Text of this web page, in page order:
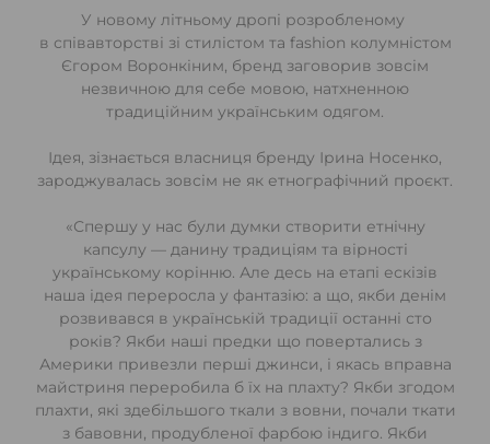
У новому літньому дропі розробленому
в співавторстві зі стилістом та fashion колумністом
Єгором Воронкіним, бренд заговорив зовсім
незвичною для себе мовою, натхненною
традиційним українським одягом.
Ідея, зізнається власниця бренду Ірина Носенко,
зароджувалась зовсім не як етнографічний проєкт.
«Спершу у нас були думки створити етнічну
капсулу — данину традиціям та вірності
українському корінню. Але десь на етапі ескізів
наша ідея переросла у фантазію: а що, якби денім
розвивався в українській традиції останні сто
років? Якби наші предки що повертались з
Америки привезли перші джинси, і якась вправна
майстриня переробила б їх на плахту? Якби згодом
плахти, які здебільшого ткали з вовни, почали ткати
з бавовни, продубленої фарбою індиго. Якби